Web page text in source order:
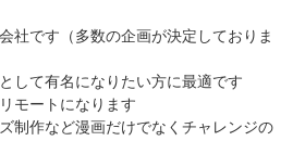
社です（多数の企画が決定しておりま
して有名になりたい方に最適です
モートになります
制作など漫画だけでなくチャレンジの